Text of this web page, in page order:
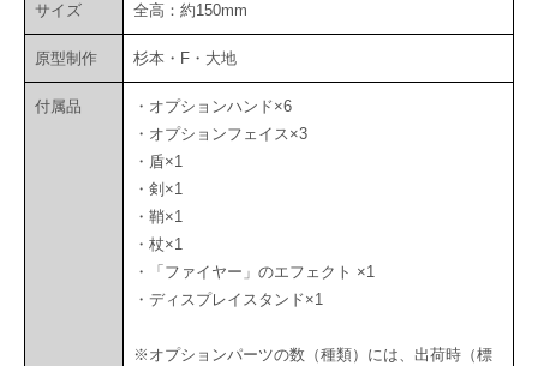
サイズ 全高：約150mm
原型制作 杉本・F・大地
付属品
・オプションハンド×6
・オプションフェイス×3
・盾×1
・剣×1
・鞘×1
・杖×1
・「ファイヤー」のエフェクト ×1
・ディスプレイスタンド×1
※オプションパーツの数（種類）には、出荷時（標